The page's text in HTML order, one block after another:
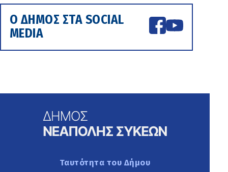
Ο ΔΗΜΟΣ ΣΤΑ SOCIAL
MEDIA
Ταυτότητα του Δήμου